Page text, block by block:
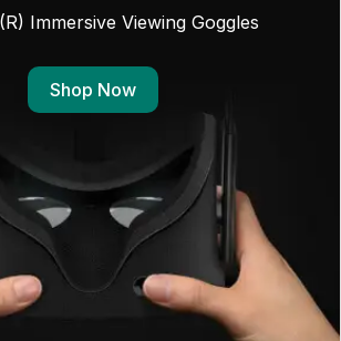
Immersive Viewing Goggles
Shop Now